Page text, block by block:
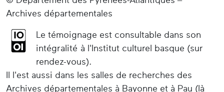
Archives départementales
Le témoignage est consultable dans son
intégralité à l'Institut culturel basque (sur
rendez-vous).
Il l'est aussi dans les salles de recherches des
Archives départementales à Bayonne et à Pau (là